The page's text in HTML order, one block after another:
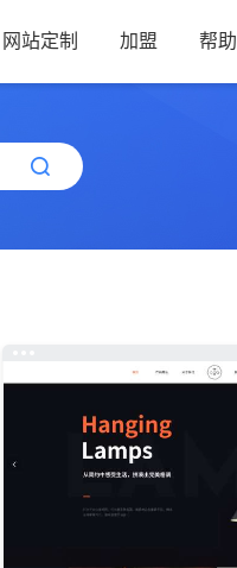
网站定制 加盟 帮助